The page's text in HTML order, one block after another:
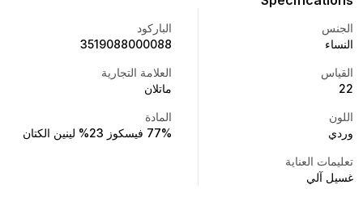
الجنس
النساء
الباركود
3519088000088
القياس
22
العلامة التجارية
ماتلان
اللون
وردي
المادة
77% فيسكوز 23% لينين الكتان
تعليمات العناية
غسيل آلي